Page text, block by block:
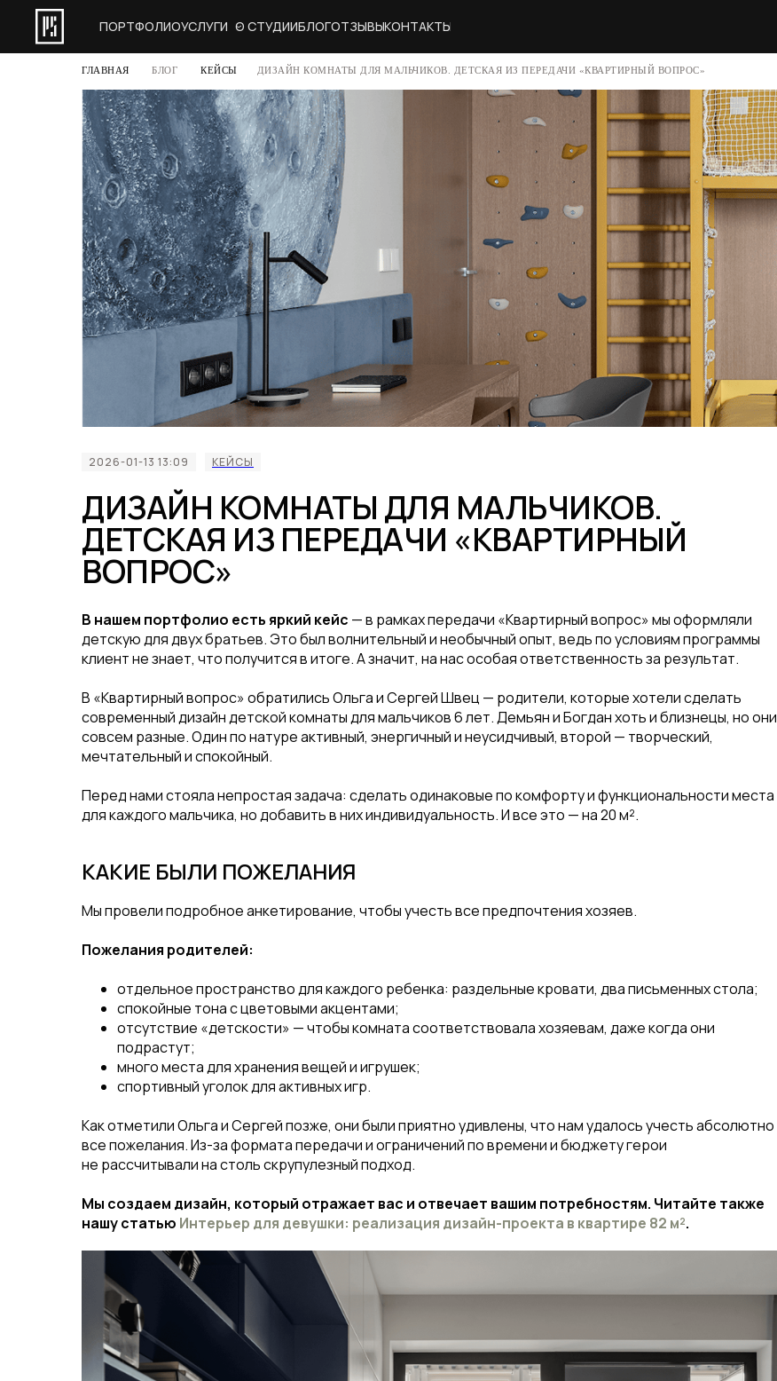
ПОРТФОЛИОУСЛУГИ О СТУДИИБЛОГОТЗЫВЫКОНТАКТЫ
ГЛАВНАЯ БЛОГ КЕЙСЫ ДИЗАЙН КОМНАТЫ ДЛЯ МАЛЬЧИКОВ. ДЕТСКАЯ ИЗ ПЕРЕДАЧИ «КВАРТИРНЫЙ ВОПРОС»
2026-01-13 13:09 КЕЙСЫ
ДИЗАЙН КОМНАТЫ ДЛЯ МАЛЬЧИКОВ.
ДЕТСКАЯ ИЗ ПЕРЕДАЧИ «КВАРТИРНЫЙ
ВОПРОС»
В нашем портфолио есть яркий кейс — в рамках передачи «Квартирный вопрос» мы оформляли
детскую для двух братьев. Это был волнительный и необычный опыт, ведь по условиям программы
клиент не знает, что получится в итоге. А значит, на нас особая ответственность за результат.
В «Квартирный вопрос» обратились Ольга и Сергей Швец — родители, которые хотели сделать
современный дизайн детской комнаты для мальчиков 6 лет. Демьян и Богдан хоть и близнецы, но они
совсем разные. Один по натуре активный, энергичный и неусидчивый, второй — творческий,
мечтательный и спокойный.
Перед нами стояла непростая задача: сделать одинаковые по комфорту и функциональности места
для каждого мальчика, но добавить в них индивидуальность. И все это — на 20 м².
КАКИЕ БЫЛИ ПОЖЕЛАНИЯ
Мы провели подробное анкетирование, чтобы учесть все предпочтения хозяев.
Пожелания родителей:
отдельное пространство для каждого ребенка: раздельные кровати, два письменных стола;
спокойные тона с цветовыми акцентами;
отсутствие «детскости» — чтобы комната соответствовала хозяевам, даже когда они
подрастут;
много места для хранения вещей и игрушек;
спортивный уголок для активных игр.
Как отметили Ольга и Сергей позже, они были приятно удивлены, что нам удалось учесть абсолютно
все пожелания. Из-за формата передачи и ограничений по времени и бюджету герои
не рассчитывали на столь скрупулезный подход.
Мы создаем дизайн, который отражает вас и отвечает вашим потребностям. Читайте также
нашу статью Интерьер для девушки: реализация дизайн-проекта в квартире 82 м².